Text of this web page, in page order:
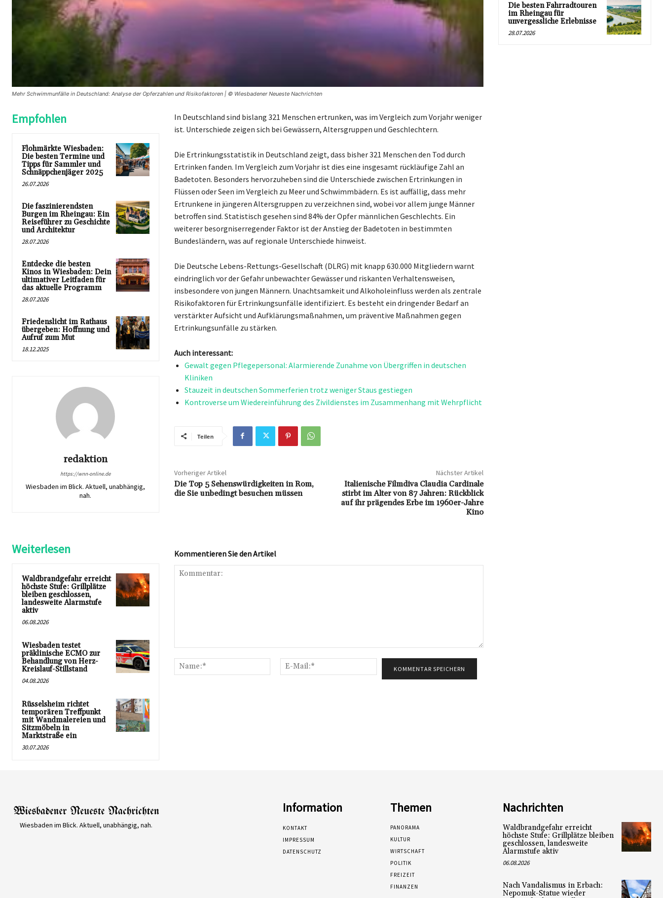
Mehr Schwimmunfälle in Deutschland: Analyse der Opferzahlen und Risikofaktoren | © Wiesbadener Neueste Nachrichten
Empfohlen
Flohmärkte Wiesbaden:
Die besten Termine und
Tipps für Sammler und
Schnäppchenjäger 2025
26.07.2026
Die faszinierendsten
Burgen im Rheingau: Ein
Reiseführer zu Geschichte
und Architektur
28.07.2026
Entdecke die besten
Kinos in Wiesbaden: Dein
ultimativer Leitfaden für
das aktuelle Programm
28.07.2026
Friedenslicht im Rathaus
übergeben: Hoffnung und
Aufruf zum Mut
18.12.2025
redaktion
https://wnn-online.de
Wiesbaden im Blick. Aktuell, unabhängig,
nah.
In Deutschland sind bislang 321 Menschen ertrunken, was im Vergleich zum Vorjahr weniger
ist. Unterschiede zeigen sich bei Gewässern, Altersgruppen und Geschlechtern.
Die Ertrinkungsstatistik in Deutschland zeigt, dass bisher 321 Menschen den Tod durch
Ertrinken fanden. Im Vergleich zum Vorjahr ist dies eine insgesamt rückläufige Zahl an
Badetoten. Besonders hervorzuheben sind die Unterschiede zwischen Ertrinkungen in
Flüssen oder Seen im Vergleich zu Meer und Schwimmbädern. Es ist auffällig, dass mehr
Ertrunkene in jüngeren Altersgruppen zu verzeichnen sind, wobei vor allem junge Männer
betroffen sind. Statistisch gesehen sind 84% der Opfer männlichen Geschlechts. Ein
weiterer besorgniserregender Faktor ist der Anstieg der Badetoten in bestimmten
Bundesländern, was auf regionale Unterschiede hinweist.
Die Deutsche Lebens-Rettungs-Gesellschaft (DLRG) mit knapp 630.000 Mitgliedern warnt
eindringlich vor der Gefahr unbewachter Gewässer und riskanten Verhaltensweisen,
insbesondere von jungen Männern. Unachtsamkeit und Alkoholeinfluss werden als zentrale
Risikofaktoren für Ertrinkungsunfälle identifiziert. Es besteht ein dringender Bedarf an
verstärkter Aufsicht und Aufklärungsmaßnahmen, um präventive Maßnahmen gegen
Ertrinkungsunfälle zu stärken.
Auch interessant:
Gewalt gegen Pflegepersonal: Alarmierende Zunahme von Übergriffen in deutschen
Kliniken
Stauzeit in deutschen Sommerferien trotz weniger Staus gestiegen
Kontroverse um Wiedereinführung des Zivildienstes im Zusammenhang mit Wehrpflicht
Teilen
Vorheriger Artikel
Die Top 5 Sehenswürdigkeiten in Rom,
die Sie unbedingt besuchen müssen
Nächster Artikel
Italienische Filmdiva Claudia Cardinale
stirbt im Alter von 87 Jahren: Rückblick
auf ihr prägendes Erbe im 1960er-Jahre
Kino
Weiterlesen
Waldbrandgefahr erreicht
höchste Stufe: Grillplätze
bleiben geschlossen,
landesweite Alarmstufe
aktiv
06.08.2026
Wiesbaden testet
präklinische ECMO zur
Behandlung von Herz-
Kreislauf-Stillstand
04.08.2026
Rüsselsheim richtet
temporären Treffpunkt
mit Wandmalereien und
Sitzmöbeln in
Marktstraße ein
30.07.2026
Kommentieren Sie den Artikel
Name:*
Mail:*
Die besten Fahrradtouren
im Rheingau für
unvergessliche Erlebnisse
28.07.2026
Wiesbaden im Blick. Aktuell, unabhängig, nah.
Information
KONTAKT
IMPRESSUM
DATENSCHUTZ
Themen
PANORAMA
KULTUR
WIRTSCHAFT
POLITIK
FREIZEIT
FINANZEN
Nachrichten
Waldbrandgefahr erreicht
höchste Stufe: Grillplätze bleiben
geschlossen, landesweite
Alarmstufe aktiv
06.08.2026
Nach Vandalismus in Erbach:
Nepomuk-Statue wieder